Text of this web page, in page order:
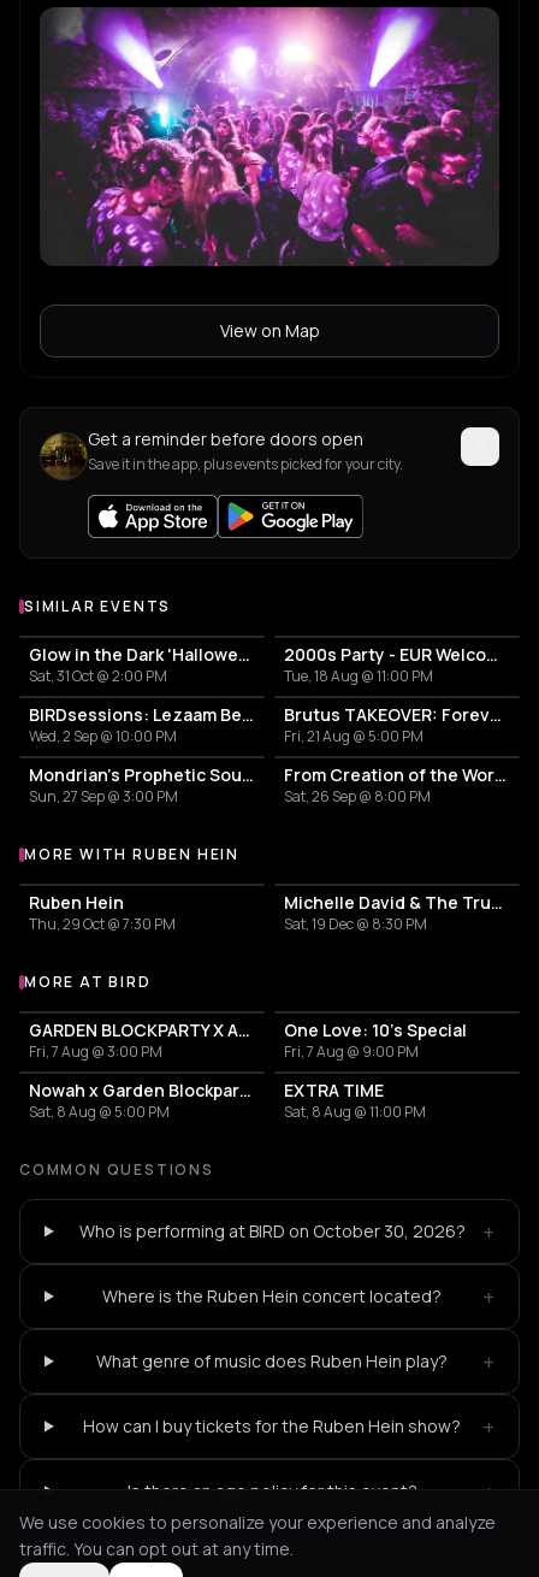
View on Map
Get a reminder before doors open
Save it in the app, plus events picked for your city.
SIMILAR EVENTS
Glow in the Dark 'Halloween Special' 2026
Sat, 31 Oct @ 2:00 PM
2000s Party - EUR Welcome Week by Vertigo
Tue, 18 Aug @ 11:00 PM
BIRDsessions: Lezaam Beets
Wed, 2 Sep @ 10:00 PM
Brutus TAKEOVER: Forever Transformer X Time is the new space X HIDDEN BEHIND
Fri, 21 Aug @ 5:00 PM
Mondrian’s Prophetic Sound
Sun, 27 Sep @ 3:00 PM
From Creation of the World to World Premiere
Sat, 26 Sep @ 8:00 PM
More events with Ruben Hein
MORE WITH RUBEN HEIN
Ruben Hein
Thu, 29 Oct @ 7:30 PM
Michelle David & The True-Tones Festival
Sat, 19 Dec @ 8:30 PM
More events at BIRD
MORE AT BIRD
GARDEN BLOCKPARTY X AUNT RECORDS
Fri, 7 Aug @ 3:00 PM
One Love: 10's Special
Fri, 7 Aug @ 9:00 PM
Nowah x Garden Blockparty
Sat, 8 Aug @ 5:00 PM
EXTRA TIME
Sat, 8 Aug @ 11:00 PM
COMMON QUESTIONS
Who is performing at BIRD on October 30, 2026? +
Where is the Ruben Hein concert located? +
What genre of music does Ruben Hein play? +
How can I buy tickets for the Ruben Hein show? +
Is there an age policy for this event? +
We use cookies to personalize your experience and analyze
traffic. You can opt out at any time.